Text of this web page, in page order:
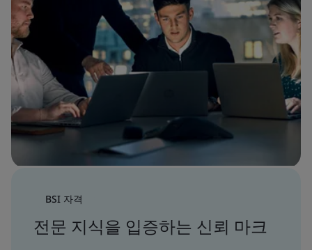
BSI 자격
전문 지식을 입증하는 신뢰 마크